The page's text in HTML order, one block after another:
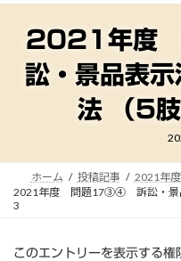
2021年度
訟・景品表
法 （5
ホーム 投稿記事
2021年
2021年度 問題17③④ 訴訟・景品
3
このエントリーを表示する権